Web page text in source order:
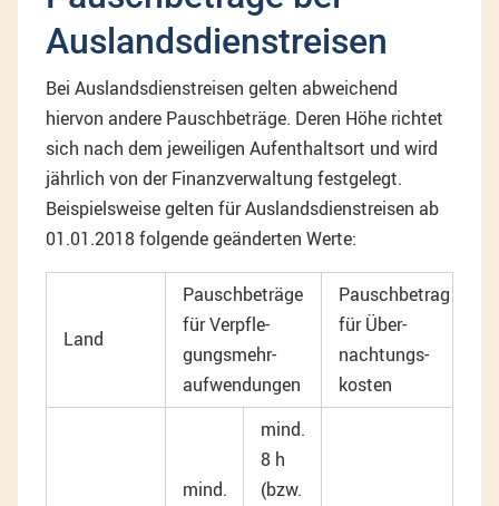
Auslandsdienstreisen
Bei Auslandsdienstreisen gelten abweichend
hiervon andere Pauschbeträge. Deren Höhe richtet
sich nach dem jeweiligen Aufenthaltsort und wird
jährlich von der Finanzverwaltung festgelegt.
Beispielsweise gelten für Auslandsdienstreisen ab
01.01.2018 folgende geänderten Werte:
Land
Pauschbeträge
für Verpfle-
gungsmehr-
aufwendungen
Pauschbetrag
für Über-
nachtungs-
kosten
mind.
mind.
8 h
(bzw.